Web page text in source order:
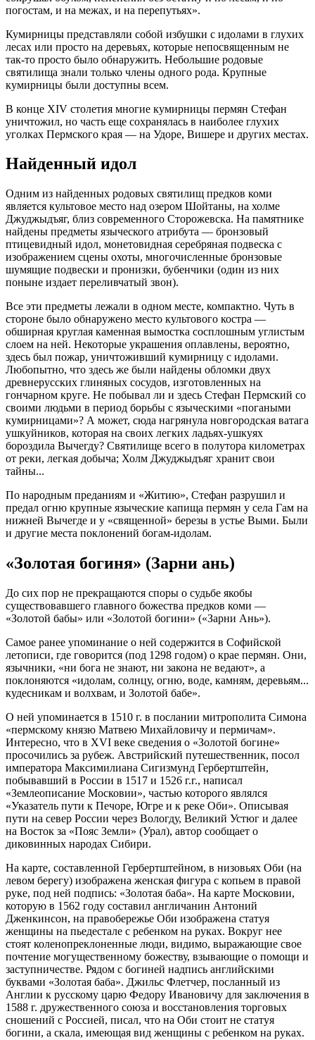
погостам, и на межах, и на перепутьях».
Кумирницы представляли собой избушки с идолами в глухих
лесах или просто на деревьях, которые непосвященным не
так-то просто было обнаружить. Небольшие родовые
святилища знали только члены одного рода. Крупные
кумирницы были доступны всем.
В конце XIV столетия многие кумирницы пермян Стефан
уничтожил, но часть еще сохранялась в наиболее глухих
уголках Пермского края — на Удоре, Вишере и других местах.
Найденный идол
Одним из найденных родовых святилищ предков коми
является культовое место над озером Шойтаны, на холме
Джуджыдъяг, близ современного Сторожевска. На памятнике
найдены предметы языческого атрибута — бронзовый
птицевидный идол, монетовидная серебряная подвеска с
изображением сцены охоты, многочисленные бронзовые
шумящие подвески и пронизки, бубенчики (один из них
поныне издает переливчатый звон).
Все эти предметы лежали в одном месте, компактно. Чуть в
стороне было обнаружено место культового костра —
обширная круглая каменная вымостка сосплошным углистым
слоем на ней. Некоторые украшения оплавлены, вероятно,
здесь был пожар, уничтоживший кумирницу с идолами.
Любопытно, что здесь же были найдены обломки двух
древнерусских глиняных сосудов, изготовленных на
гончарном круге. Не побывал ли и здесь Стефан Пермский со
своими людьми в период борьбы с языческими «погаными
кумирницами»? А может, сюда нагрянула новгородская ватага
ушкуйников, которая на своих легких ладьях-ушкуях
бороздила Вычегду? Святилище всего в полутора километрах
от реки, легкая добыча; Холм Джуджыдъяг хранит свои
тайны...
По народным преданиям и «Житию», Стефан разрушил и
предал огню крупные языческие капища пермян у села Гам на
нижней Вычегде и у «священной» березы в устье Выми. Были
и другие места поклонений богам-идолам.
«Золотая богиня» (Зарни ань)
До сих пор не прекращаются споры о судьбе якобы
существовавшего главного божества предков коми —
«Золотой бабы» или «Золотой богини» («Зарни Ань»).
Самое ранее упоминание о ней содержится в Софийской
летописи, где говорится (под 1298 годом) о крае пермян. Они,
язычники, «ни бога не знают, ни закона не ведают», а
поклоняются «идолам, солнцу, огню, воде, камням, деревьям...
кудесникам и волхвам, и Золотой бабе».
О ней упоминается в 1510 г. в послании митрополита Симона
«пермскому князю Матвею Михайловичу и пермичам».
Интересно, что в XVI веке сведения о «Золотой богине»
просочились за рубеж. Австрийский путешественник, посол
императора Максимилиана Сигизмунд Гербертштейн,
побывавший в России в 1517 и 1526 г.г., написал
«Землеописание Московии», частью которого являлся
«Указатель пути к Печоре, Югре и к реке Оби». Описывая
пути на север России через Вологду, Великий Устюг и далее
на Восток за «Пояс Земли» (Урал), автор сообщает о
диковинных народах Сибири.
На карте, составленной Гербертштейном, в низовьях Оби (на
левом берегу) изображена женская фигура с копьем в правой
руке, под ней подпись: «Золотая баба». На карте Московии,
которую в 1562 году составил англичанин Антоний
Дженкинсон, на правобережье Оби изображена статуя
женщины на пьедестале с ребенком на руках. Вокруг нее
стоят коленопреклоненные люди, видимо, выражающие свое
почтение могущественному божеству, взывающие о помощи и
заступничестве. Рядом с богиней надпись английскими
буквами «Золотая баба». Джильс Флетчер, посланный из
Англии к русскому царю Федору Ивановичу для заключения в
1588 г. дружественного союза и восстановления торговых
сношений с Россией, писал, что на Оби стоит не статуя
богини, а скала, имеющая вид женщины с ребенком на руках.